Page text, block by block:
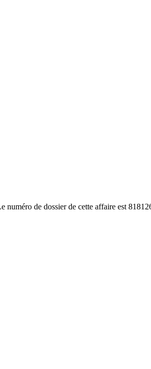
de dossier de cette affaire est